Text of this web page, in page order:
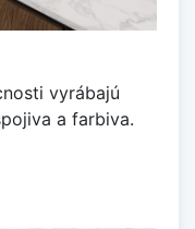
vyrábajú
a farbiva.